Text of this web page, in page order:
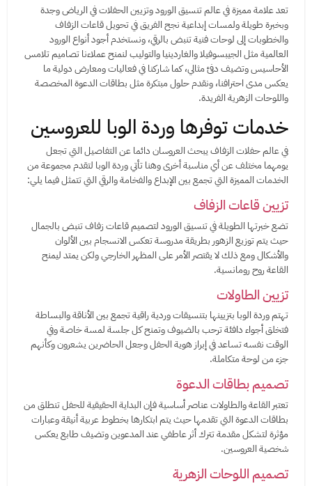
تعد علامة مميزة في عالم تنسيق الورود وتزيين الحفلات في الرياض وجدة
وبخبرة طويلة ولمسات إبداعية نجح الفريق في تحويل قاعات الزفاف
والخطوبات إلى لوحات فنية تنبض بالرقي، ونستخدم أجود أنواع الورود
العالمية مثل الجيبسوفيلا والغاردينيا والتوليب لنمنح عملاءنا تصاميم تلامس
الأحاسيس وتضيف دفئ مثالي، كما شاركنا في فعاليات ومعارض دولية ما
يعكس مدى احترافنا، ونقدم حلول مبتكرة مثل بطاقات الدعوة المخصصة
واللوحات الزهرية الفريدة.
خدمات توفرها وردة الوبا للعروسين
في عالم حفلات الزفاف يبحث العروسان دائما عن التفاصيل التي تجعل
يومهما مختلف عن أي مناسبة أخرى وهنا تأتي وردة الوبا لتقدم مجموعة من
الخدمات المميزة التي تجمع بين الإبداع والفخامة والرقي التي تتمثل فيما يلي:
تزيين قاعات الزفاف
تضع خبرتها الطويلة في تنسيق الورود لتصميم قاعات زفاف تنبض بالجمال
حيث يتم توزيع الزهور بطريقة مدروسة تعكس الانسجام بين الألوان
والأشكال ومع ذلك لا يقتصر الأمر على المظهر الخارجي ولكن يمتد ليمنح
القاعة روح رومانسية.
تزيين الطاولات
تهتم وردة الوبا بتزيينها بتنسيقات وردية راقية تجمع بين الأناقة والبساطة
فتخلق أجواء دافئة ترحب بالضيوف وتمنح كل جلسة لمسة خاصة وفي
الوقت نفسه تساعد في إبراز هوية الحفل وجعل الحاضرين يشعرون وكأنهم
جزء من لوحة متكاملة.
تصميم بطاقات الدعوة
تعتبر القاعة والطاولات عناصر أساسية فإن البداية الحقيقية للحفل تنطلق من
بطاقات الدعوة التي تقدمها حيث يتم ابتكارها بخطوط عربية أنيقة وعبارات
مؤثرة لتشكل مقدمة تترك أثر عاطفي عند المدعوين وتضيف طابع يعكس
شخصية العروسين.
تصميم اللوحات الزهرية